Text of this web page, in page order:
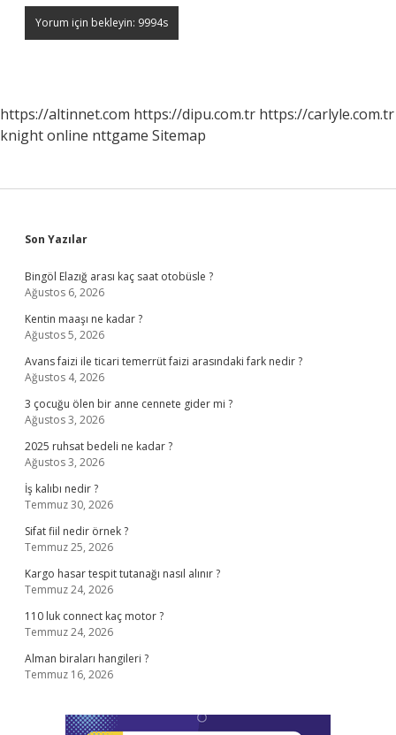
https://altinnet.com https://dipu.com.tr https://carlyle.com.tr
knight online nttgame Sitemap
Sidebar
Son Yazılar
Bingöl Elazığ arası kaç saat otobüsle ?
Ağustos 6, 2026
Kentin maaşı ne kadar ?
Ağustos 5, 2026
Avans faizi ile ticari temerrüt faizi arasındaki fark nedir ?
Ağustos 4, 2026
3 çocuğu ölen bir anne cennete gider mi ?
Ağustos 3, 2026
2025 ruhsat bedeli ne kadar ?
Ağustos 3, 2026
İş kalıbı nedir ?
Temmuz 30, 2026
Sifat fiil nedir örnek ?
Temmuz 25, 2026
Kargo hasar tespit tutanağı nasıl alınır ?
Temmuz 24, 2026
110 luk connect kaç motor ?
Temmuz 24, 2026
Alman biraları hangileri ?
Temmuz 16, 2026